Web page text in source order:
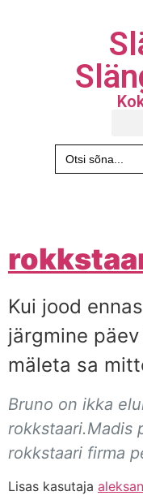
Search
for:
Kui jood
järgmine
mäleta sa
Bruno on ikka
rokkstaari.Madis
rokkstaari firma
Lisas kasutaja